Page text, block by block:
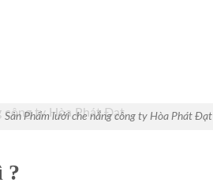
Sản Phẩm lưới che nắng công ty Hòa Phát Đạt
?